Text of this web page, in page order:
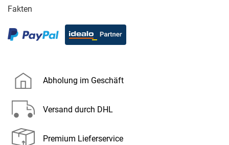
Fakten
Abholung im Geschäft
Versand durch DHL
Premium Lieferservice